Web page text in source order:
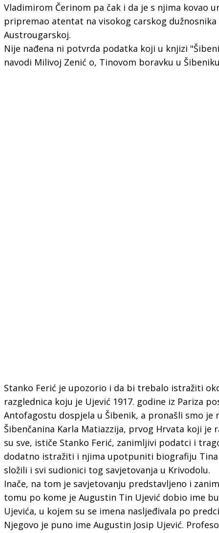
Vladimirom Čerinom pa čak i da je s njima kovao
pripremao atentat na visokog carskog
Austrougarskoj.
Nije nađena ni potvrda podatka koji u knjizi
navodi Milivoj Zenić o, Tinovom boravku u
Stanko Ferić je upozorio i da bi trebalo istražiti
razglednica koju je Ujević 1917. godine iz Pariza
Antofagostu dospjela u Šibenik, a pronašli smo je
Šibenčanina Karla Matiazzija, prvog Hrvata koji je
su sve, ističe Stanko Ferić, zanimljivi podatci i
dodatno istražiti i njima upotpuniti biografiju Tina
složili i svi sudionici tog savjetovanja u Krivodolu.
Inače, na tom je savjetovanju predstavljeno i
tomu po kome je Augustin Tin Ujević dobio ime
Ujevića, u kojem su se imena nasljeđivala po
Njegovo je puno ime Augustin Josip Ujević.